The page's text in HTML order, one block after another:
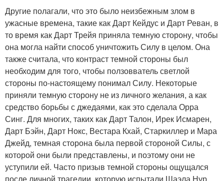
Другие полагали, что это было неизбежным злом в
ужасные времена, такие как Дарт Кейдус и Дарт Реван, в
то время как Дарт Трейя приняла темную сторону, чтобы
она могла найти способ уничтожить Силу в целом. Она
также считала, что контраст темной стороны был
необходим для того, чтобы ползовватель светлой
стороны по-настоящему понимал Силу. Некоторые
приняли темную сторону не из личного желания, а как
средство борьбы с джедаями, как это сделала Орра
Синг. Для многих, таких как Дарт Талон, Ирек Исмарен,
Дарт Бэйн, Дарт Нокс, Вестара Кхай, Старкиллер и Мара
Джейд, темная сторона была первой стороной Силы, с
которой они были представлены, и поэтому они не
уступили ей. Часто призыв темной стороны ощущался